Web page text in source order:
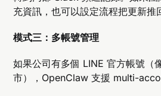
充資訊，也可以設定流程把更新推
模式三：多帳號管理
如果公司有多個 LINE 官方帳號（
市），OpenClaw 支援 multi-